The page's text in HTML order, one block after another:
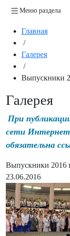
Меню раздела
Главная
/
Галерея
/
Выпускники
Галерея
При
сети Интернет
обязательна
Выпускники 2016
23.06.2016